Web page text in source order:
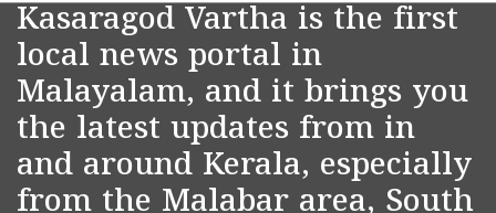
Kasaragod Vartha is the first
local news portal in
Malayalam, and it brings you
the latest updates from in
and around Kerala, especially
from the Malabar area, South